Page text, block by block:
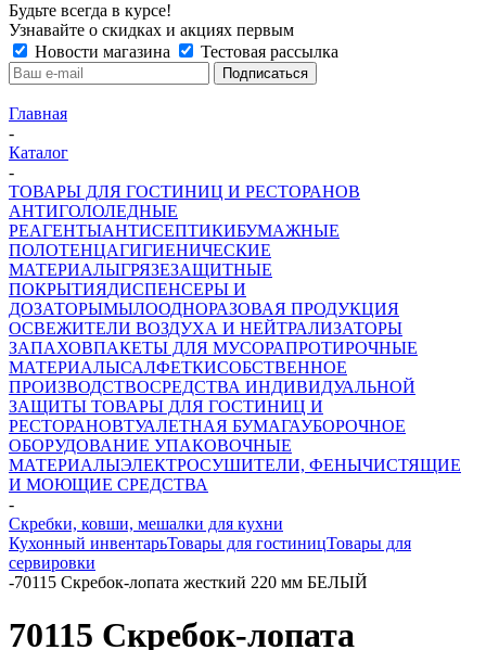
Будьте всегда в курсе!
Узнавайте о скидках и акциях первым
Новости магазина
Тестовая рассылка
Главная
-
Каталог
-
ТОВАРЫ ДЛЯ ГОСТИНИЦ И РЕСТОРАНОВ
АНТИГОЛОЛЕДНЫЕ
РЕАГЕНТЫАНТИСЕПТИКИБУМАЖНЫЕ
ПОЛОТЕНЦАГИГИЕНИЧЕСКИЕ
МАТЕРИАЛЫГРЯЗЕЗАЩИТНЫЕ
ПОКРЫТИЯДИСПЕНСЕРЫ И
ДОЗАТОРЫМЫЛООДНОРАЗОВАЯ ПРОДУКЦИЯ
ОСВЕЖИТЕЛИ ВОЗДУХА И НЕЙТРАЛИЗАТОРЫ
ЗАПАХОВПАКЕТЫ ДЛЯ МУСОРАПРОТИРОЧНЫЕ
МАТЕРИАЛЫСАЛФЕТКИСОБСТВЕННОЕ
ПРОИЗВОДСТВОСРЕДСТВА ИНДИВИДУАЛЬНОЙ
ЗАЩИТЫ ТОВАРЫ ДЛЯ ГОСТИНИЦ И
РЕСТОРАНОВТУАЛЕТНАЯ БУМАГАУБОРОЧНОЕ
ОБОРУДОВАНИЕ УПАКОВОЧНЫЕ
МАТЕРИАЛЫЭЛЕКТРОСУШИТЕЛИ, ФЕНЫЧИСТЯЩИЕ
И МОЮЩИЕ СРЕДСТВА
-
Скребки, ковши, мешалки для кухни
Кухонный инвентарьТовары для гостиницТовары для
сервировки
-70115 Скребок-лопата жесткий 220 мм БЕЛЫЙ
70115 Скребок-лопата